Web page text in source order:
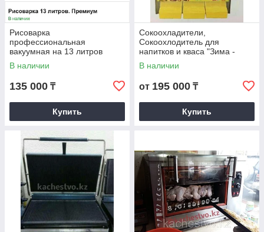
Рисоварка
профессиональная
вакуумная на 13 литров
В наличии
135 000 ₸
Купить
Сокоохладители,
Сокоохлодитель для
напитков и кваса "Зима -
Лето"
В наличии
от 195 000 ₸
Купить